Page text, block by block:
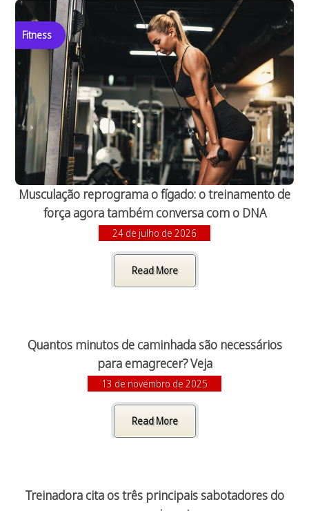
Fitness
Musculação reprograma o fígado: o treinamento de
força agora também conversa com o DNA
24 de julho de 2026
Read More
Quantos minutos de caminhada são necessários
para emagrecer? Veja
13 de novembro de 2025
Read More
Treinadora cita os três principais sabotadores do